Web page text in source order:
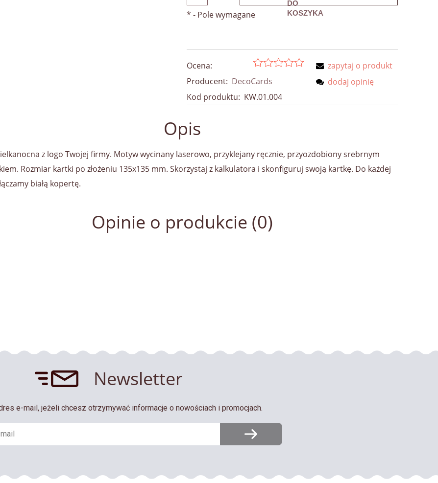
* - Pole wymagane
Ocena:
Producent: DecoCards
Kod produktu: KW.01.004
zapytaj o produkt
dodaj opinię
Opis
z logo Twojej firmy. Motyw wycinany laserowo, przyklejany ręcznie, przyozdobiony srebrnym
Rozmiar kartki po złożeniu 135x135 mm. Skorzystaj z kalkulatora i skonfiguruj swoją kartkę. Do każdej
białą kopertę.
Opinie o produkcie (0)
Newsletter
e-mail, jeżeli chcesz otrzymywać informacje o nowościach i promocjach.